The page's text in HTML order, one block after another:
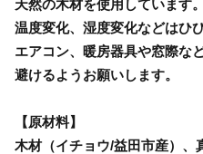
天然の木材を使用しています
温度変化、湿度変化などはひ
エアコン、暖房器具や窓際な
避けるようお願いします。
【原材料】
木材（イチョウ/益田市産）、